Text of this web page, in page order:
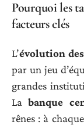
Pourquoi les
facteurs clés
L’évolution
par un jeu
grandes
Labanque
rênes : à